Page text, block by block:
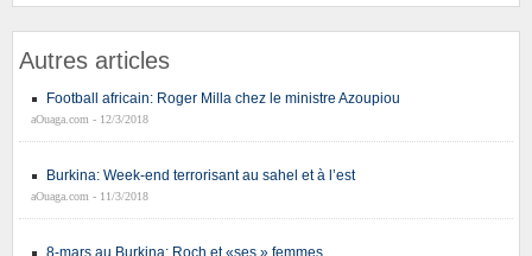
Autres articles
Football africain: Roger Milla chez le ministre Azoupiou
aOuaga.com - 12/3/2018
Burkina: Week-end terrorisant au sahel et à l’est
aOuaga.com - 11/3/2018
8-mars au Burkina: Roch et «ses » femmes